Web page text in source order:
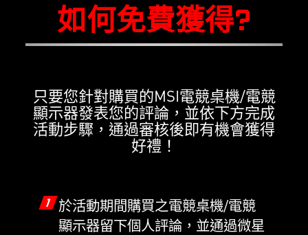
如何免費獲得?
只要您針對購買的MSI電競桌機/電競
顯示器發表您的評論，並依下方完成
活動步驟，通過審核後即有機會獲得
好禮！
1 於活動期間購買之電競桌機/電競
顯示器留下個人評論，並通過微星